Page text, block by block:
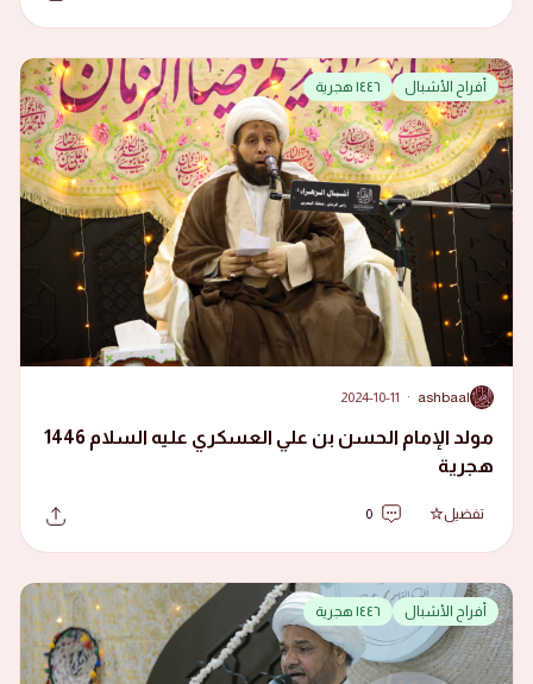
أفراح الأشبال ١٤٤٦ هجرية
A
ashbaal
·
2024-10-11
مولد الإمام الحسن بن علي العسكري عليه السلام 1446
هجرية
تفضيل 0
أفراح الأشبال ١٤٤٦ هجرية